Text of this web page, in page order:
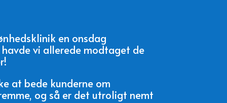
en onsdag
vi allerede modtaget de
at bede kunderne om
og så er det utroligt nemt